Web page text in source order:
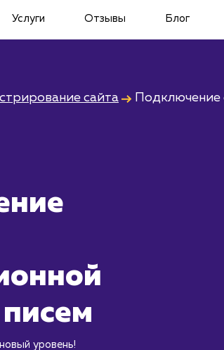
Услуги Отзывы Блог
сайта Подключение
уровень!